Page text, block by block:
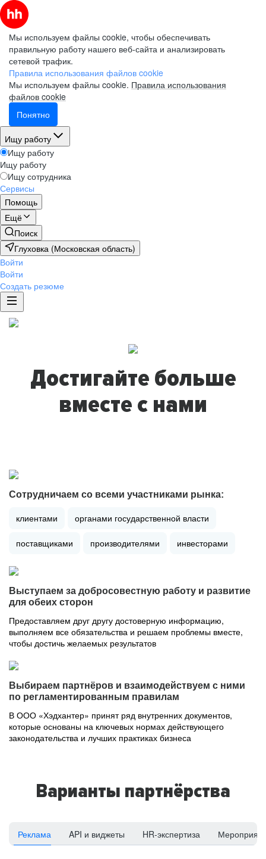
Мы используем файлы cookie, чтобы обеспечивать
правильную работу нашего веб-сайта и анализировать
сетевой трафик.
Правила использования файлов cookie
Мы используем файлы cookie. Правила использования
файлов cookie
Понятно
Ищу работу
Ищу работу
Ищу работу
Ищу сотрудника
Сервисы
Помощь
Ещё
Поиск
Глуховка (Московская область)
Войти
Войти
Создать резюме
Достигайте больше
вместе с нами
Сотрудничаем со всеми участниками рынка:
клиентами органами государственной власти
поставщиками производителями инвесторами
Выступаем за добросовестную работу и развитие
для обеих сторон
Предоставляем друг другу достоверную информацию,
выполняем все обязательства и решаем проблемы вместе,
чтобы достичь желаемых результатов
Выбираем партнёров и взаимодействуем с ними
по регламентированным правилам
В ООО «Хэдхантер» принят ряд внутренних документов,
которые основаны на ключевых нормах действующего
законодательства и лучших практиках бизнеса
Варианты партнёрства
Реклама API и виджеты HR-экспертиза